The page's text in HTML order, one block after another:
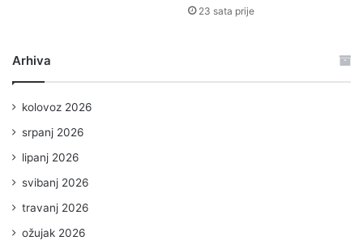
23 sata prije
Arhiva
kolovoz 2026
srpanj 2026
lipanj 2026
svibanj 2026
travanj 2026
ožujak 2026